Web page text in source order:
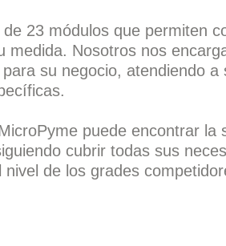
de 23 módulos que permiten
medida. Nosotros nos
su negocio, atendiendo
puede encontrar la
cubrir todas sus
nivel de los grades